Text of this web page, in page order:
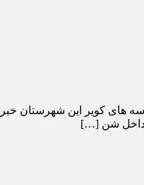
های کویر این شهرستان
داخل شن […]